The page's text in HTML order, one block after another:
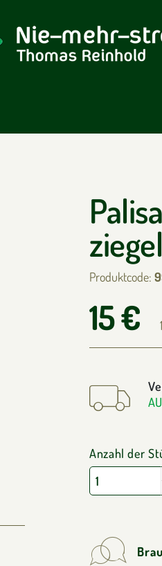
Produktcode:
15 €
Anzahl der